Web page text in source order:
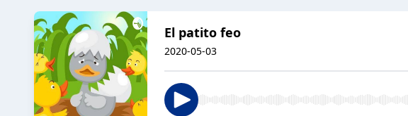
El patito feo
2020-05-03